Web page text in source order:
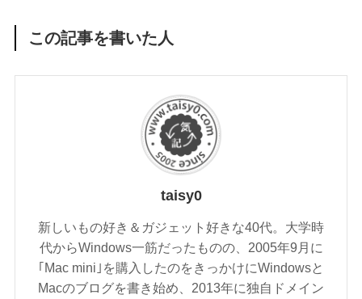
この記事を書いた人
taisy0
新しいもの好き＆ガジェット好きな40代。大学時
代からWindows一筋だったものの、2005年9月に
｢Mac mini｣を購入したのをきっかけにWindowsと
Macのブログを書き始め、2013年に独自ドメイン